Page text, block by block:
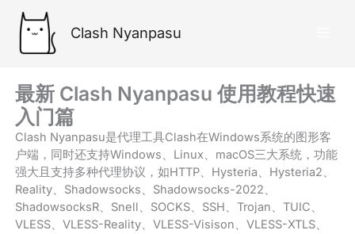
Clash Nyanpasu
最新 Clash Nyanpasu 使用教程快速
入门篇
Clash Nyanpasu是代理工具Clash在Windows系统的图形客
户端，同时还支持Windows、Linux、macOS三大系统，功能
强大且支持多种代理协议，如HTTP、Hysteria、Hysteria2、
Reality、Shadowsocks、Shadowsocks-2022、
ShadowsocksR、Snell、SOCKS、SSH、Trojan、TUIC、
VLESS、VLESS-Reality、VLESS-Visison、VLESS-XTLS、